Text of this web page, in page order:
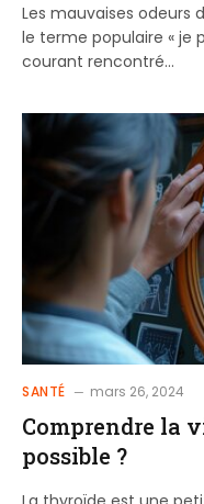
Les mauvaises odeurs
le terme populaire « je
courant rencontré…
SANTÉ mars 26, 2024
Comprendre la
possible ?